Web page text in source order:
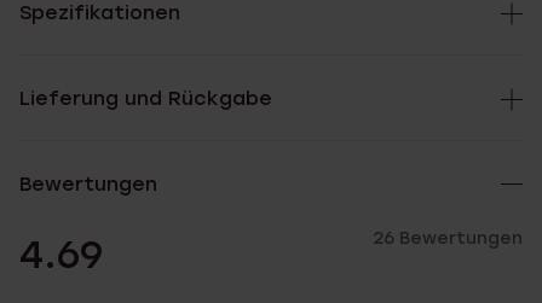
Spezifikationen
Lieferung und Rückgabe
Bewertungen
4.69 26 Bewertungen